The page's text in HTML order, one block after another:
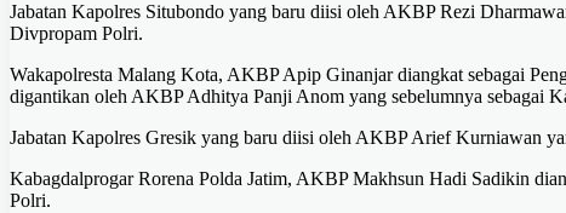
Jabatan Kapolres Situbondo yang baru diisi oleh AKBP Rezi
Divpropam Polri.
Wakapolresta Malang Kota, AKBP Apip Ginanjar diangkat sebagai
digantikan oleh AKBP Adhitya Panji Anom yang sebelumnya sebagai
Jabatan Kapolres Gresik yang baru diisi oleh AKBP Arief Kurniawan
Kabagdalprogar Rorena Polda Jatim, AKBP Makhsun Hadi Sadikin
Polri.